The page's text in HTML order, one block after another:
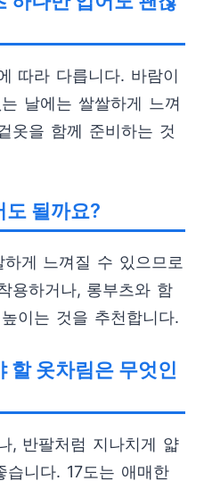
따라 다릅니다. 바람이
날에는 쌀쌀하게 느껴
옷을 함께 준비하는 것
도 될까요?
게 느껴질 수 있으므로
용하거나, 롱부츠와 함
이는 것을 추천합니다.
할 옷차림은 무엇인
, 반팔처럼 지나치게 얇
니다. 17도는 애매한